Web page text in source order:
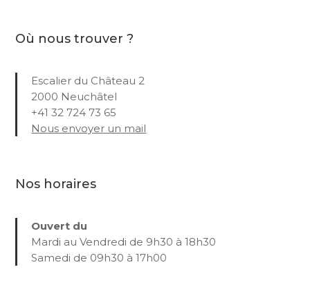
Où nous trouver ?
Escalier du Château 2
2000 Neuchâtel
+41 32 724 73 65
Nous envoyer un mail
Nos horaires
Ouvert du
Mardi au Vendredi de 9h30 à 18h30
Samedi de 09h30 à 17h00